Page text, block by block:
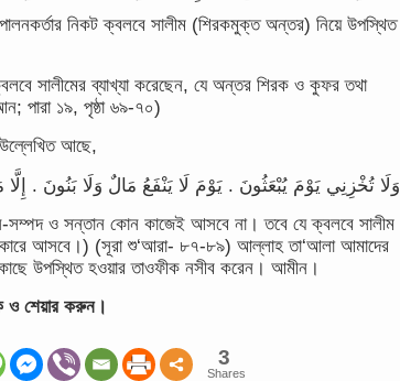
নিকট ক্বলবে সালীম (শিরকমুক্ত অন্তর) নিয়ে উপস্থিত
সালীমের ব্যাখ্যা করেছেন, যে অন্তর শিরক ও কুফর তথা
পারা ১৯, পৃষ্ঠা ৬৯-৭০)
আছে,
وَلَا تُخْزِنِي يَوْمَ يُبْعَثُونَ . يَوْمَ لَا يَنْفَعُ مَالٌ وَلَا بَنُونَ .
সম্পদ ও সন্তান কোন কাজেই আসবে না। তবে যে ক্বলবে সালীম
আসবে।) (সূরা শু‘আরা- ৮৭-৮৯) আল্লাহ তা‘আলা আমাদের
উপস্থিত হওয়ার তাওফীক নসীব করেন। আমীন।
ও শেয়ার করুন।
3
Shares